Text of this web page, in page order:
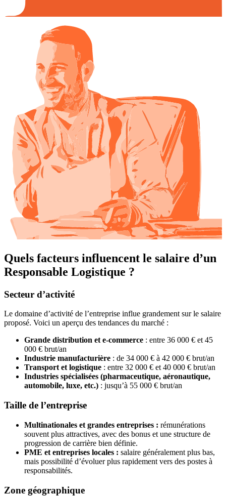
Quels facteurs influencent le salaire d’un
Responsable Logistique ?
Secteur d’activité
Le domaine d’activité de l’entreprise influe grandement sur le salaire
proposé. Voici un aperçu des tendances du marché :
Grande distribution et e-commerce : entre 36 000 € et 45
000 € brut/an
Industrie manufacturière : de 34 000 € à 42 000 € brut/an
Transport et logistique : entre 32 000 € et 40 000 € brut/an
Industries spécialisées (pharmaceutique, aéronautique,
automobile, luxe, etc.) : jusqu’à 55 000 € brut/an
Taille de l’entreprise
Multinationales et grandes entreprises : rémunérations
souvent plus attractives, avec des bonus et une structure de
progression de carrière bien définie.
PME et entreprises locales : salaire généralement plus bas,
mais possibilité d’évoluer plus rapidement vers des postes à
responsabilités.
Zone géographique